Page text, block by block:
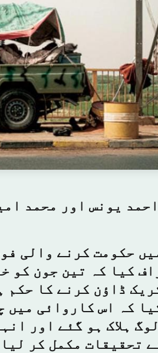
یونس اور محمد
حکومت کرنے والی
کیا کہ تین جون کو
ڈاؤن کرنے کا حکم
کہ اس کاروائی میں
ہلاک ہو گئے اور
تحقیقات مکمل کر